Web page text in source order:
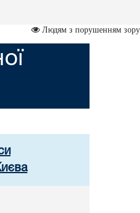
Людям з порушенням зору